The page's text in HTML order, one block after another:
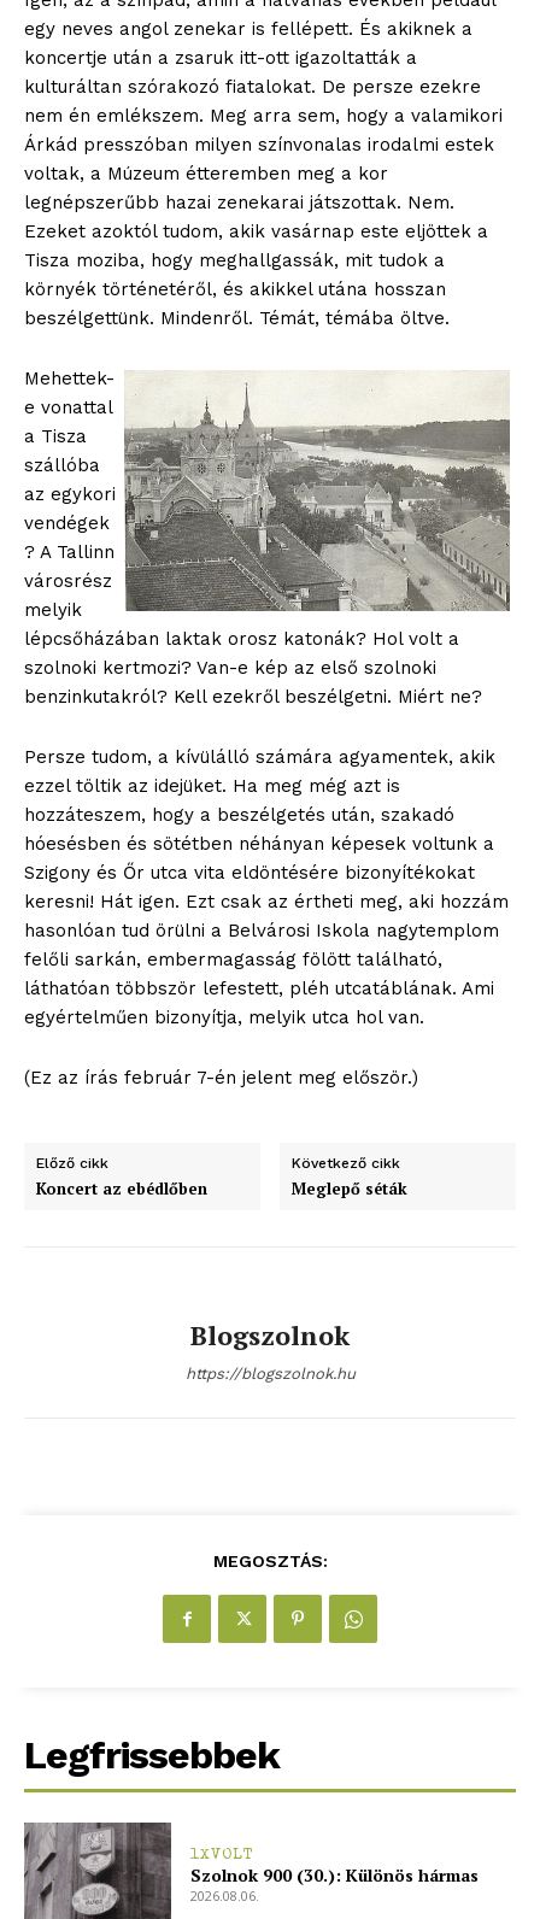
egy neves angol zenekar is fellépett. És akiknek a
koncertje után a zsaruk itt-ott igazoltatták a
kulturáltan szórakozó fiatalokat. De persze ezekre
nem én emlékszem. Meg arra sem, hogy a valamikori
Árkád presszóban milyen színvonalas irodalmi estek
voltak, a Múzeum étteremben meg a kor
legnépszerűbb hazai zenekarai játszottak. Nem.
Ezeket azoktól tudom, akik vasárnap este eljöttek a
Tisza moziba, hogy meghallgassák, mit tudok a
környék történetéről, és akikkel utána hosszan
beszélgettünk. Mindenről. Témát, témába öltve.
Mehettek-
e vonattal
a Tisza
szállóba
az egykori
vendégek
? A Tallinn
városrész
melyik
lépcsőházában laktak orosz katonák? Hol volt a
szolnoki kertmozi? Van-e kép az első szolnoki
benzinkutakról? Kell ezekről beszélgetni. Miért ne?
Persze tudom, a kívülálló számára agyamentek, akik
ezzel töltik az idejüket. Ha meg még azt is
hozzáteszem, hogy a beszélgetés után, szakadó
hóesésben és sötétben néhányan képesek voltunk a
Szigony és Őr utca vita eldöntésére bizonyítékokat
keresni! Hát igen. Ezt csak az értheti meg, aki hozzám
hasonlóan tud örülni a Belvárosi Iskola nagytemplom
felőli sarkán, embermagasság fölött található,
láthatóan többször lefestett, pléh utcatáblának. Ami
egyértelműen bizonyítja, melyik utca hol van.
(Ez az írás február 7-én jelent meg először.)
Előző cikk
Koncert az ebédlőben
Következő cikk
Meglepő séták
Blogszolnok
https://blogszolnok.hu
MEGOSZTÁS:
Legfrissebbek
1XVOLT
Szolnok 900 (30.): Különös hármas
2026.08.06.